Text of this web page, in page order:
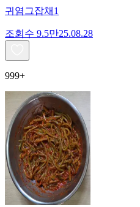
귀염그잡채1
조회수 9.5만25.08.28
999+